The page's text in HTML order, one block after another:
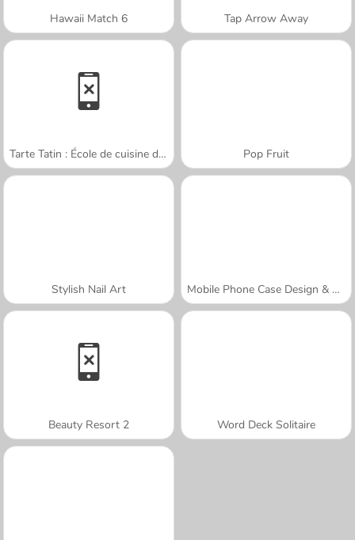
Hawaii Match 6 Tap Arrow Away
Tarte Tatin : École de cuisine de Sara Pop Fruit
Stylish Nail Art Mobile Phone Case Design & DIY
Beauty Resort 2 Word Deck Solitaire